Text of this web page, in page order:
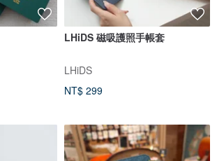
LHiDS 磁吸護照手帳套
LHiDS
NT$ 299